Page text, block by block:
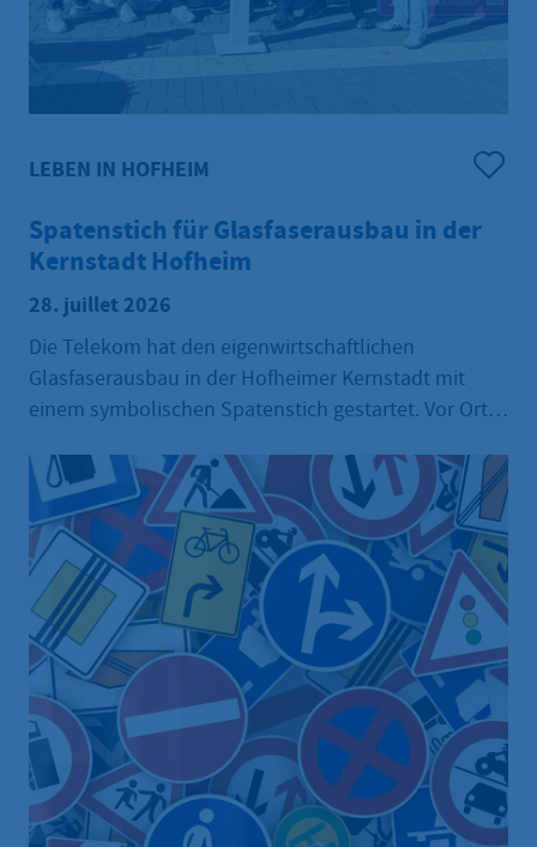
LEBEN IN HOFHEIM
Spatenstich für Glasfaserausbau in der
Kernstadt Hofheim
28. juillet 2026
Die Telekom hat den eigenwirtschaftlichen
Glasfaserausbau in der Hofheimer Kernstadt mit
einem symbolischen Spatenstich gestartet. Vor Ort